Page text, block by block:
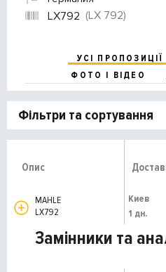
LX792 (LX 792)
УСІ ПРОПОЗИЦІЇ
ФОТО І ВІДЕО
Фільтри та сортування
Опис
MAHLE
LX792
Киев
1 дн.
Замінники та